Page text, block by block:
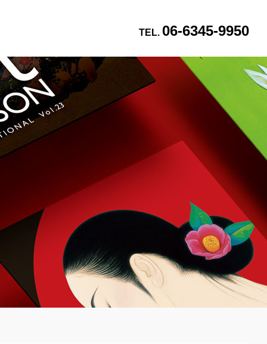
TEL. 06-6345-9950